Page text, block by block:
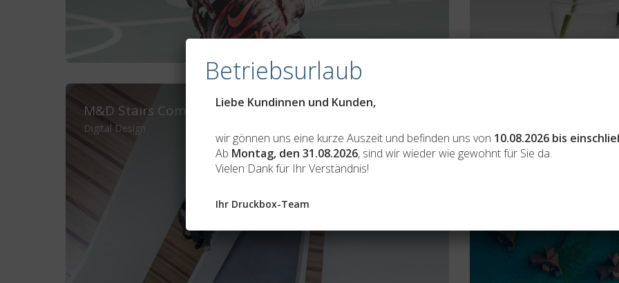
M&D Stairs Company
Digital Design
Betriebsurlaub
Liebe Kundinnen und Kunden,
wir gönnen uns eine kurze Auszeit und befinden uns von 10.08.2026 bis
Ab Montag, den 31.08.2026, sind wir wieder wie gewohnt für Sie da.
Vielen Dank für Ihr Verständnis!
Ihr Druckbox-Team